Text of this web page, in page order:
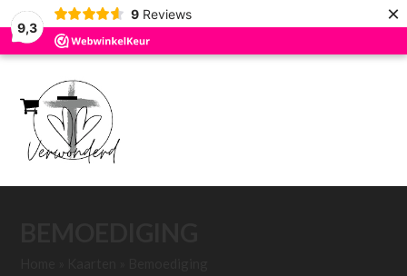
9,3
9 Reviews ×
Skip
content Open
mobile
Close
mobile